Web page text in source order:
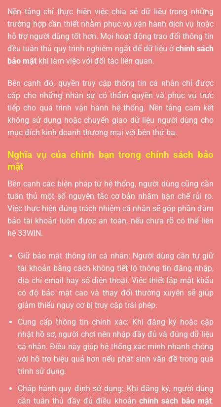
Nền tảng chỉ thực hiện việc chia sẻ dữ liệu trong những
trường hợp cần thiết nhằm phục vụ vận hành dịch vụ hoặc
hỗ trợ người dùng tốt hơn. Mọi hoạt động trao đổi thông tin
đều tuân thủ quy trình nghiêm ngặt để dữ liệu ởchính sách
bảo mật khi làm việc với đối tác liên quan.
Bên cạnh đó, quyền truy cập thông tin cá nhân chỉ được
cấp cho những nhân sự có thẩm quyền và phục vụ trực
tiếp cho quá trình vận hành hệ thống. Nền tảng cam kết
không sử dụng hoặc chuyển giao dữ liệu người dùng cho
mục đích kinh doanh thương mại với bên thứ ba.
Nghĩa vụ của chính bạn trong chính sách bảo
mật
Bên cạnh các biện pháp từ hệ thống, người dùng cũng cần
tuân thủ một số nguyên tắc cơ bản nhằm hạn chế rủi ro.
Việc thực hiện đúng trách nhiệm cá nhân sẽ góp phần đảm
bảo tài khoản luôn được an toàn, nếu chưa rõ có thể liên
hệ 33WIN.
Giữ bảo mật thông tin cá nhân: Người dùng cần tự giữ
tài khoản bằng cách không tiết lộ thông tin đăng nhập,
địa chỉ email hay số điện thoại. Việc thiết lập mật khẩu
có độ bảo mật cao và thay đổi thường xuyên sẽ giúp
giảm thiểu nguy cơ bị truy cập trái phép.
Cung cấp thông tin chính xác: Khi đăng ký hoặc cập
nhật hồ sơ, người chơi nên nhập đầy đủ và đúng dữ liệu
cá nhân. Điều này giúp hệ thống xác minh nhanh chóng
với hỗ trợ hiệu quả hơn nếu phát sinh vấn đề trong quá
trình sử dụng.
Chấp hành quy định sử dụng: Khi đăng ký, người dùng
cần tuân thủ đầy đủ điều khoảnchính sách bảo mật.